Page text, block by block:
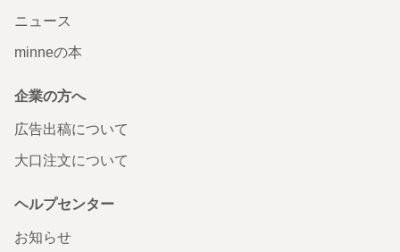
ニュース
minneの本
企業の方へ
広告出稿について
大口注文について
ヘルプセンター
お知らせ